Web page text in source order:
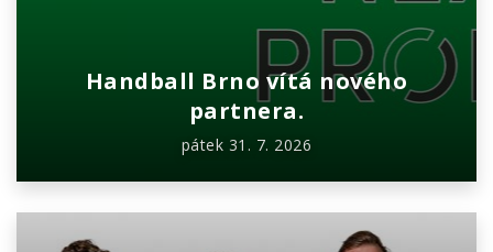
Handball Brno vítá nového
partnera.
pátek 31. 7. 2026